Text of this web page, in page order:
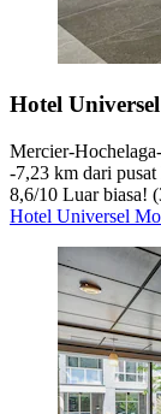
Hotel
Mercier-
‐7,23 km dari pusat
8,6/10 Luar biasa!
Hotel Universel